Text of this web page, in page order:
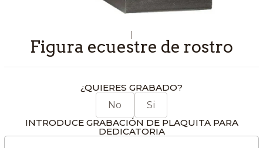
|
Figura ecuestre de rostro
¿QUIERES GRABADO?
No Si
INTRODUCE GRABACIÓN DE PLAQUITA PARA
DEDICATORIA